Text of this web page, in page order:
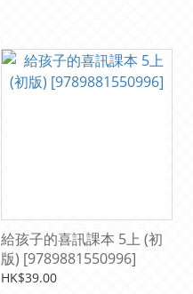
給孩子的喜訊課本 5上 (初
版) [9789881550996]
HK$39.00